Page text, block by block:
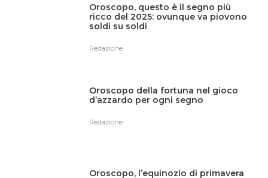
Oroscopo, questo è il segno più
ricco del 2025: ovunque va piovono
soldi su soldi
Redazione
Oroscopo della fortuna nel gioco
d’azzardo per ogni segno
Redazione
Oroscopo, l’equinozio di primavera